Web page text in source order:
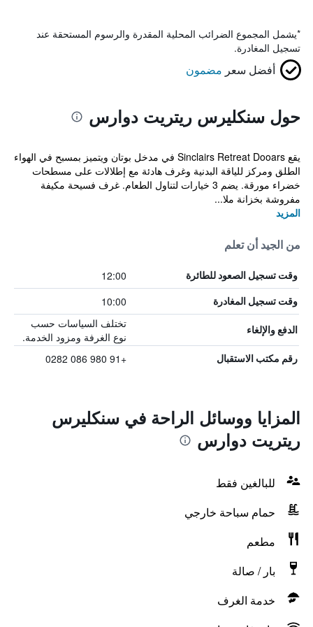
*يشمل المجموع الضرائب المحلية المقدرة والرسوم المستحقة عند
تسجيل المغادرة.
أفضل سعر مضمون
حول سنكليرس ريتريت دوارس
يقع Sinclairs Retreat Dooars في مدخل بوتان ويتميز بمسبح في الهواء
الطلق ومركز للياقة البدنية وغرف هادئة مع إطلالات على مسطحات
خضراء مورقة. يضم 3 خيارات لتناول الطعام. غرف فسيحة مكيفة
مفروشة بخزانة ملا...
المزيد
من الجيد أن تعلم
وقت تسجيل الصعود للطائرة 12:00
وقت تسجيل المغادرة 10:00
الدفع والإلغاء
تختلف السياسات حسب
نوع الغرفة ومزود الخدمة.
رقم مكتب الاستقبال +91 980 086 0282
المزايا ووسائل الراحة في سنكليرس
ريتريت دوارس
للبالغين فقط
حمام سباحة خارجي
مطعم
بار / صالة
خدمة الغرف